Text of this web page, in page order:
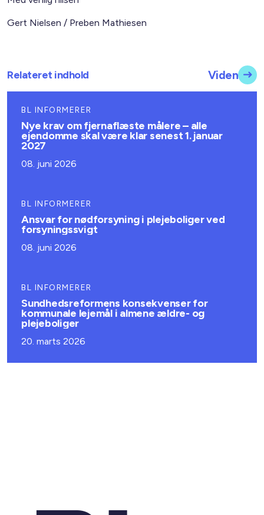
Gert Nielsen / Preben Mathiesen
Relateret indhold Viden
BL INFORMERER
Nye krav om fjernaflæste målere – alle
ejendomme skal være klar senest 1. januar
2027
08. juni 2026
BL INFORMERER
Ansvar for nødforsyning i plejeboliger ved
forsyningssvigt
08. juni 2026
BL INFORMERER
Sundhedsreformens konsekvenser for
kommunale lejemål i almene ældre- og
plejeboliger
20. marts 2026